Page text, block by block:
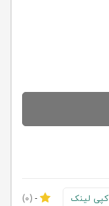
کپی لینک -
(0)